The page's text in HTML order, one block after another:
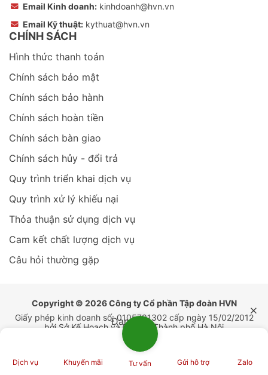
Email Kinh doanh: kinhdoanh@hvn.vn
Email Kỹ thuật: kythuat@hvn.vn
CHÍNH SÁCH
Hình thức thanh toán
Chính sách bảo mật
Chính sách bảo hành
Chính sách hoàn tiền
Chính sách bàn giao
Chính sách hủy - đổi trả
Quy trình triển khai dịch vụ
Quy trình xử lý khiếu nại
Thỏa thuận sử dụng dịch vụ
Cam kết chất lượng dịch vụ
Câu hỏi thường gặp
Copyright © 2026 Công ty Cổ phần Tập đoàn HVN
Giấy phép kinh doanh số: 0105791302 cấp ngày 15/02/2012
bởi Sở Kế Hoạch và Đầu Tư Thành phố Hà Nội
Sử dụng nội dung ở trang này và dịch vụ tại Tập đoàn HVN có
nghĩa là bạn đồng ý với Thỏa thuận sử dụng và Chính sách bảo
mật của chúng tôi.
Dịch vụ Khuyến mãi Tư vấn Gửi hỗ trợ Zalo
Đang tải...